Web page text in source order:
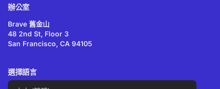
辦公室
Brave 舊金山
48 2nd St, Floor 3
San Francisco, CA 94105
選擇語言